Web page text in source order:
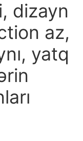
dizayn
az,
yatq